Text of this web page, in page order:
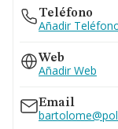
Teléfono
Añadir
Web
Añadir Web
Email